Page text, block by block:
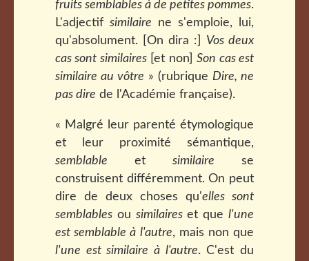
fruits semblables à de petites pommes.
L'adjectif similaire ne s'emploie, lui,
qu'absolument. [On dira :] Vos deux
cas sont similaires[et non]Son cas est
similaire au vôtre » (rubrique Dire, ne
pas dire de l'Académie française).
« Malgré leur parenté étymologique
et leur proximité sémantique,
semblable et similaire se
construisent différemment. On peut
dire de deux choses qu'elles sont
semblables ou similaireset quel'une
est semblable à l'autre, mais non que
l'une est similaire à l'autre. C'est du